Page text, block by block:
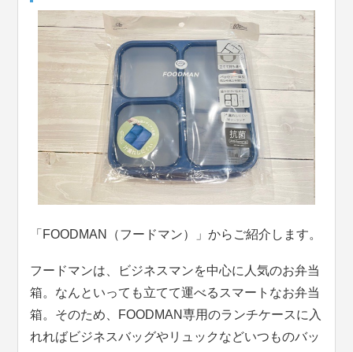
「FOODMAN（フードマン）」からご紹介します。
フードマンは、ビジネスマンを中心に人気のお弁当
箱。なんといっても立てて運べるスマートなお弁当
箱。そのため、FOODMAN専用のランチケースに入
れればビジネスバッグやリュックなどいつものバッ